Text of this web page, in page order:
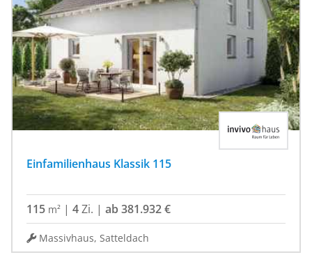
Einfamilienhaus Klassik 115
115 m² | 4Zi. | ab 381.932 €
Massivhaus, Satteldach